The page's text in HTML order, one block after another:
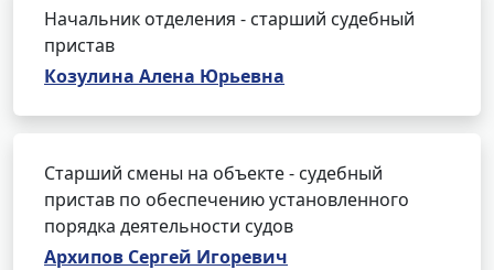
Начальник отделения - старший судебный
пристав
Козулина Алена Юрьевна
Старший смены на объекте - судебный
пристав по обеспечению установленного
порядка деятельности судов
Архипов Сергей Игоревич